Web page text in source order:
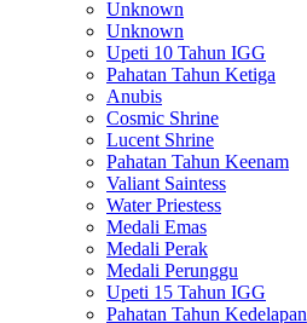
Unknown
Unknown
Upeti 10 Tahun IGG
Pahatan Tahun Ketiga
Anubis
Cosmic Shrine
Lucent Shrine
Pahatan Tahun Keenam
Valiant Saintess
Water Priestess
Medali Emas
Medali Perak
Medali Perunggu
Upeti 15 Tahun IGG
Pahatan Tahun Kedelapan